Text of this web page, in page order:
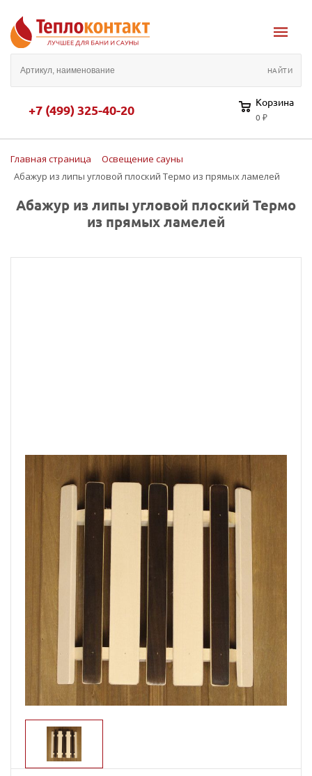
+7 (499) 325-40-20 Корзина
0 ₽
Главная страница
Освещение сауны
Абажур из липы угловой плоский Термо из прямых ламелей
Абажур из липы угловой плоский Термо
из прямых ламелей